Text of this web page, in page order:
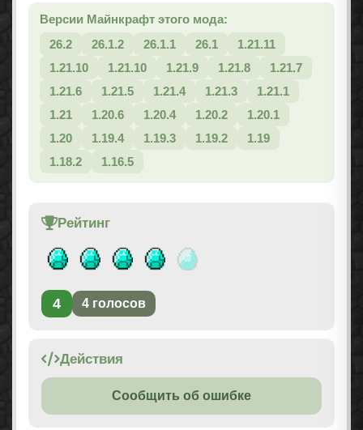
Версии Майнкрафт этого мода:
26.2
26.1.2 26.1.1 26.1
1.21.11
1.21.10
1.21.10 1.21.9 1.21.8
1.21.7
1.21.6
1.21.5 1.21.4 1.21.3
1.21.1
1.21
1.20.6 1.20.4 1.20.2
1.20.1
1.20
1.19.4 1.19.3 1.19.2
1.19
1.18.2
1.16.5
Рейтинг
4 4 голосов
Действия
Сообщить об ошибке